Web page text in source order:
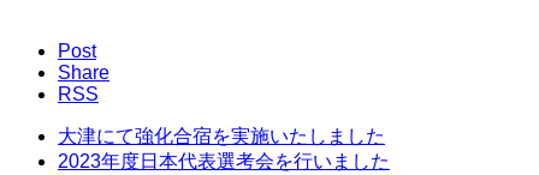
Post
Share
RSS
大津にて強化合宿を実施いたしました
2023年度日本代表選考会を行いました